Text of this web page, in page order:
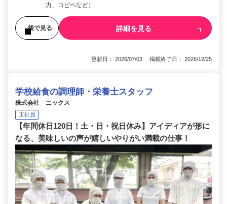
力、コピペなど）
後で見る 詳細を見る
更新日： 2026/07/03 掲載終了日： 2026/12/25
学校給食の調理師・栄養士スタッフ
株式会社 ニックス
正社員
【年間休日120日！土・日・祝日休み】アイディアが形に
なる、美味しいの声が嬉しいやりがい満載の仕事！